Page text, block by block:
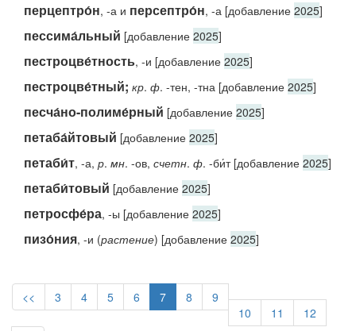
перцептро́н, -а и персептро́н, -а [добавление 2025]
пессима́льный [добавление 2025]
пестроцве́тность, -и [добавление 2025]
пестроцве́тный; кр. ф. -тен, -тна [добавление 2025]
песча́но-полиме́рный [добавление 2025]
петаба́йтовый [добавление 2025]
петаби́т, -а, р. мн. -ов, счетн. ф. -би́т [добавление 2025]
петаби́товый [добавление 2025]
петросфе́ра, -ы [добавление 2025]
пизо́ния, -и (растение) [добавление 2025]
<< 3 4 5 6 7 8
9
10
11 12